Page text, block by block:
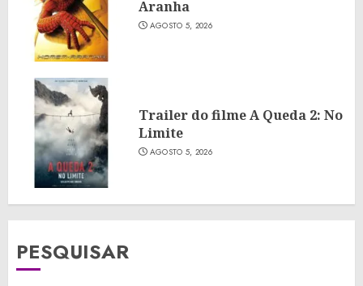
Aranha
AGOSTO 5, 2026
Trailer do filme A Queda 2: No
Limite
AGOSTO 5, 2026
PESQUISAR